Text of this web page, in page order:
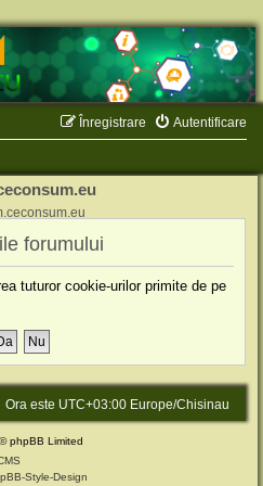
Autentificare
Înregistrare
forumului
tuturor cookie-urilor primite de pe
Ora este UTC+03:00 Europe/Chisinau
phpBB Limited
Style-Design